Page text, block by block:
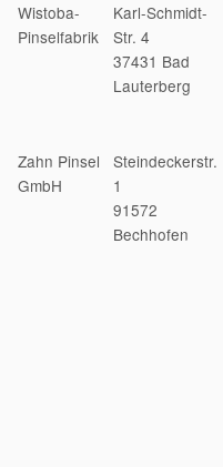
Wistoba-
Pinselfabrik
Karl-Schmidt-
Str. 4
37431 Bad
Lauterberg
Zahn Pinsel
GmbH
Steindeckerstr.
1
91572
Bechhofen